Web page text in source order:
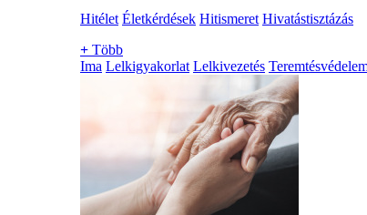
Hitélet Életkérdések Hitismeret Hivatástisztázás
+ Több
Ima Lelkigyakorlat Lelkivezetés